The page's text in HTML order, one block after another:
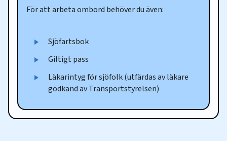
För att arbeta ombord behöver du även:
Sjöfartsbok
Giltigt pass
Läkarintyg för sjöfolk (utfärdas av läkare
godkänd av Transportstyrelsen)